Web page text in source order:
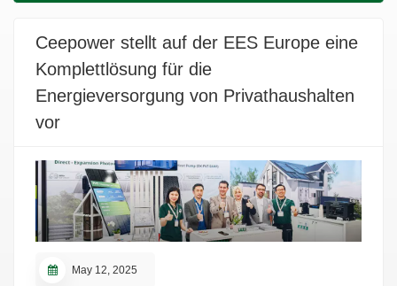
Ceepower stellt auf der EES Europe eine
Komplettlösung für die
Energieversorgung von Privathaushalten
vor
May 12, 2025